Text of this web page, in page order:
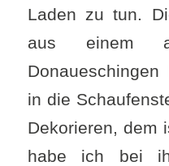
Laden zu tun.
aus einem
in die
Dekorieren, dem
habe ich bei